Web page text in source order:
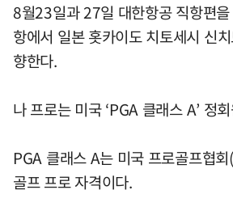
8월23일과 27일 대한항공 직항편
항에서 일본 홋카이도 치토세시 신
향한다.
나 프로는 미국 ‘PGA 클래스 A’ 정
PGA 클래스 A는 미국 프로골프협
골프 프로 자격이다.